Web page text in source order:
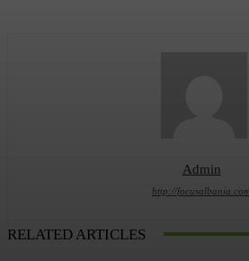
Admin
http://focusalbania.com
RELATED ARTICLES